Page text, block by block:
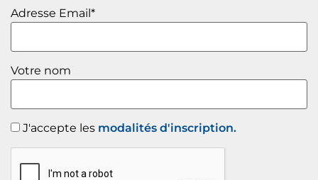
Adresse Email*
Votre nom
J'accepte les modalités d'inscription.